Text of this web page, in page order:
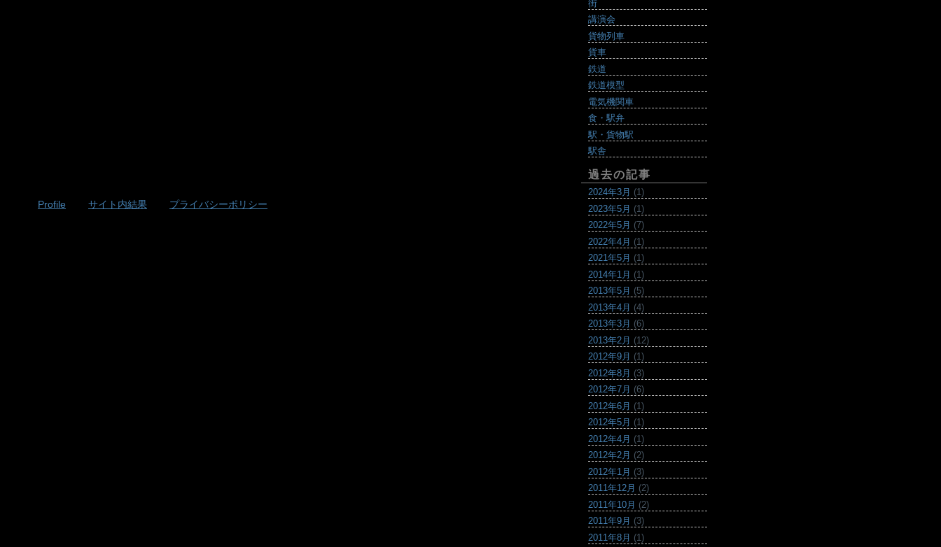
Profile サイト内結果 プライバシーポリシー
街
講演会
貨物列車
貨車
鉄道
鉄道模型
電気機関車
食・駅弁
駅・貨物駅
駅舎
過去の記事
2024年3月 (1)
2023年5月 (1)
2022年5月 (7)
2022年4月 (1)
2021年5月 (1)
2014年1月 (1)
2013年5月 (5)
2013年4月 (4)
2013年3月 (6)
2013年2月 (12)
2012年9月 (1)
2012年8月 (3)
2012年7月 (6)
2012年6月 (1)
2012年5月 (1)
2012年4月 (1)
2012年2月 (2)
2012年1月 (3)
2011年12月 (2)
2011年10月 (2)
2011年9月 (3)
2011年8月 (1)